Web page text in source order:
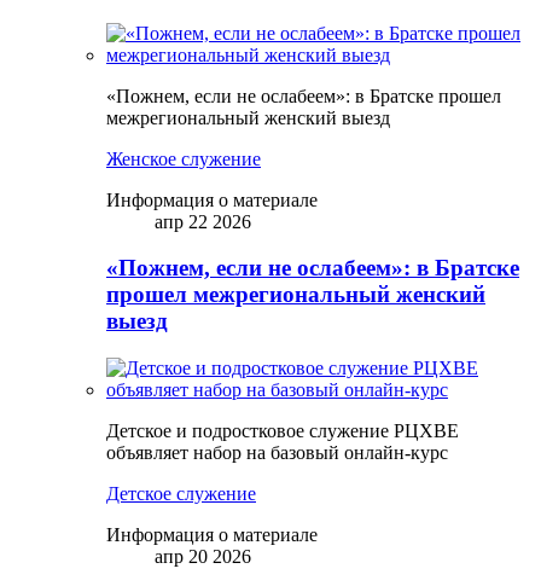
«Пожнем, если не ослабеем»: в Братске прошел
межрегиональный женский выезд
Женское служение
Информация о материале
апр 22 2026
«Пожнем, если не ослабеем»: в Братске
прошел межрегиональный женский
выезд
Детское и подростковое служение РЦХВЕ
объявляет набор на базовый онлайн-курс
Детское служение
Информация о материале
апр 20 2026